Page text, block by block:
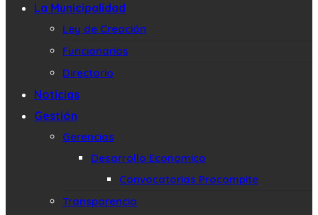
La Municipalidad
Ley de Creación
Funcionarios
Directorio
Noticias
Gestión
Gerencias
Desarrollo Economico
Convocatorias Procompite
Transparencia